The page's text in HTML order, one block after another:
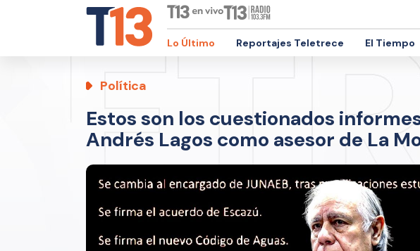
Lo Último Reportajes Teletrece El Tiempo
Política
Estos son los cuestionados
Andrés Lagos como asesor de La